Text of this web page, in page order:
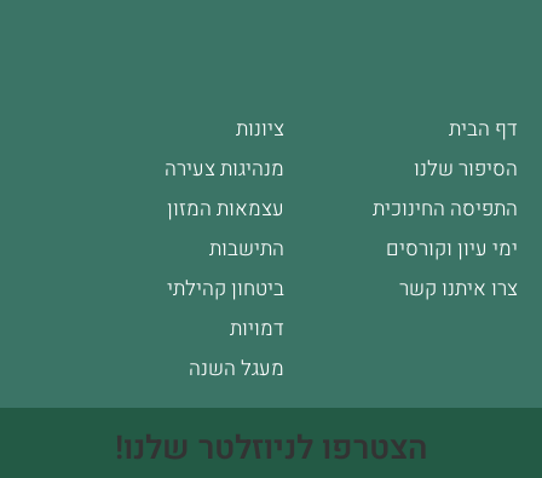
דף הבית
הסיפור שלנו
התפיסה החינוכית
ימי עיון וקורסים
צרו איתנו קשר
ציונות
מנהיגות צעירה
עצמאות המזון
התישבות
ביטחון קהילתי
דמויות
מעגל השנה
הצטרפו לניוזלטר שלנו!